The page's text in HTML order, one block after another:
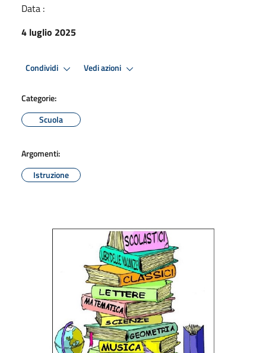
Data :
4 luglio 2025
Condividi Vedi azioni
Categorie:
Scuola
Argomenti:
Istruzione